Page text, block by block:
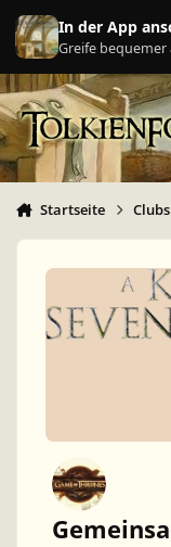
Zu Inhalt springen
In der App
Greife bequemer
Startseite Clubs